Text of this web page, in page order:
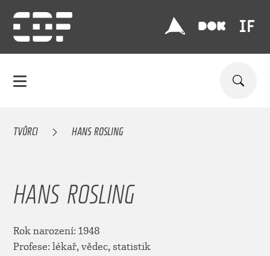
TVŮRCI HANS ROSLING
HANS ROSLING
Rok narození: 1948
Profese: lékař, vědec, statistik